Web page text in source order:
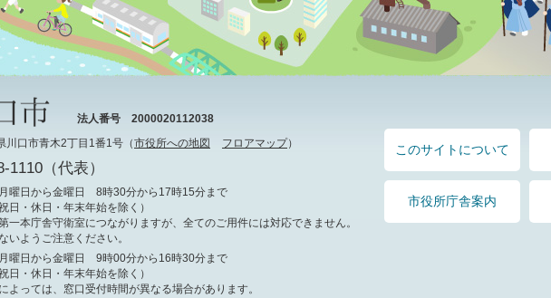
法人番号 2000020112038
口市青木2丁目1番1号（市役所への地図 フロアマップ）
1110（代表）
月曜日から金曜日 8時30分から17時15分まで
祝日・休日・年末年始を除く）
一本庁舎守衛室につながりますが、全てのご用件には対応できません。
いようご注意ください。
月曜日から金曜日 9時00分から16時30分まで
祝日・休日・年末年始を除く）
よっては、窓口受付時間が異なる場合があります。
このサイトについて
市役所庁舎案内